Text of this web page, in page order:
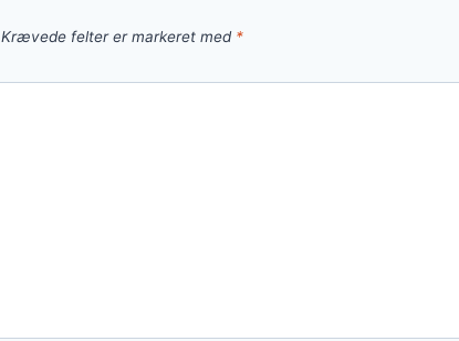
Krævede felter er markeret med *